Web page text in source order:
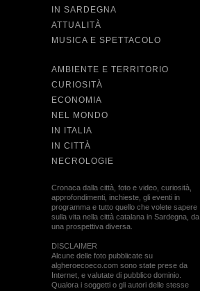
IN SARDEGNA
ATTUALITÀ
MUSICA E SPETTACOLO
AMBIENTE E TERRITORIO
CURIOSITÀ
ECONOMIA
NEL MONDO
IN ITALIA
IN CITTÀ
NECROLOGIE
Cronaca dalla città, foto e video, curiosità,
approfondimenti, inchieste, gli eventi in
programma e tutto quello che volete sapere
sulla vita nella città catalana in Sardegna, da
una prospettiva diversa.
DISCLAIMER
Alcune delle foto pubblicate su
algheroecoeco.com sono state prese da
Internet, e valutate di pubblico dominio.
Qualora i soggetti o gli autori delle stesse